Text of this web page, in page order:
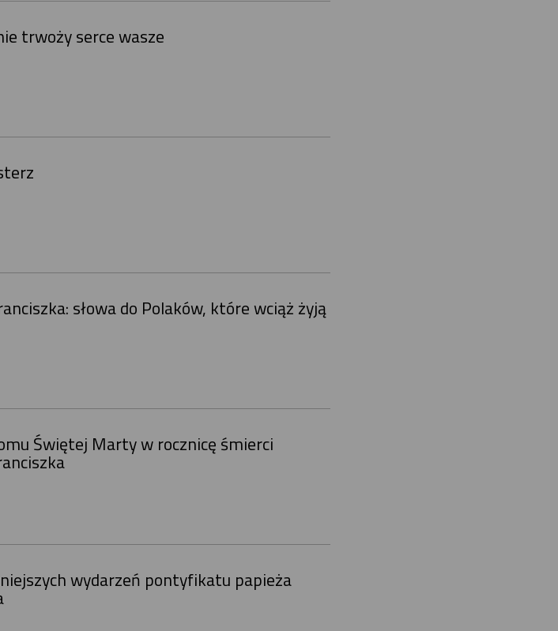
trwoży serce wasze
słowa do Polaków, które wciąż żyją
Świętej Marty w rocznicę śmierci
wydarzeń pontyfikatu papieża